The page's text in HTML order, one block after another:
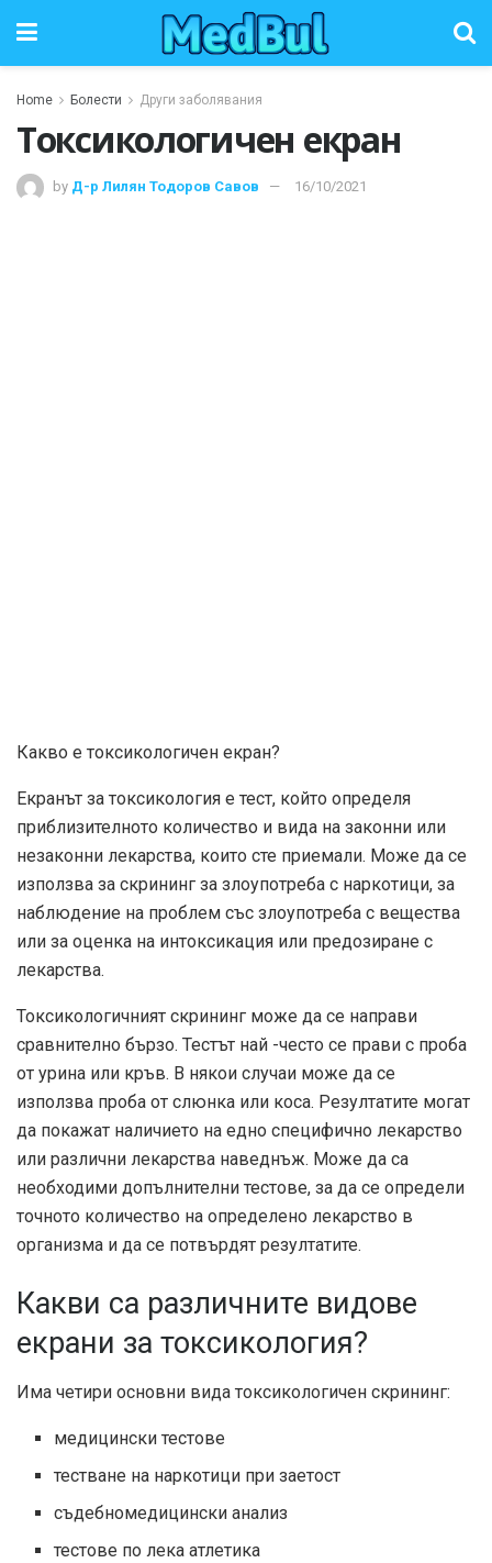
Home Болести Други заболявания
Токсикологичен екран
by Д-р Лилян Тодоров Савов 16/10/2021
Какво е токсикологичен екран?
Екранът за токсикология е тест, който определя
приблизителното количество и вида на законни или
незаконни лекарства, които сте приемали. Може да се
използва за скрининг за злоупотреба с наркотици, за
наблюдение на проблем със злоупотреба с вещества
или за оценка на интоксикация или предозиране с
лекарства.
Токсикологичният скрининг може да се направи
сравнително бързо. Тестът най -често се прави с проба
от урина или кръв. В някои случаи може да се
използва проба от слюнка или коса. Резултатите могат
да покажат наличието на едно специфично лекарство
или различни лекарства наведнъж. Може да са
необходими допълнителни тестове, за да се определи
точното количество на определено лекарство в
организма и да се потвърдят резултатите.
Какви са различните видове
екрани за токсикология?
Има четири основни вида токсикологичен скрининг:
медицински тестове
тестване на наркотици при заетост
съдебномедицински анализ
тестове по лека атлетика